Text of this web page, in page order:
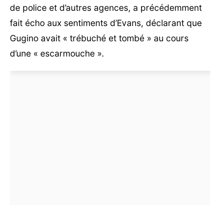
de police et d’autres agences, a précédemment
fait écho aux sentiments d’Evans, déclarant que
Gugino avait « trébuché et tombé » au cours
d’une « escarmouche ».